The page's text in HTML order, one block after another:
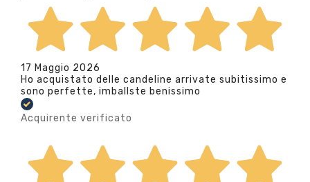
17 Maggio 2026
Ho acquistato delle candeline arrivate subitissimo e
sono perfette, imballste benissimo
Acquirente verificato